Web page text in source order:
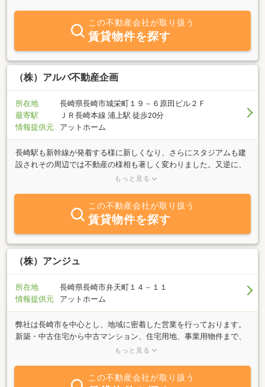
利便性の良いマンションに住み替えたい」・・・まずは皆様の理想
の暮らしをお聞かせ下さい！私どもが親身になって皆様の住まい探
しをお手伝いさせていただきます。
この不動産会社が取り扱う
賃貸物件を探す
（株）アルバ不動産企画
所在地
長崎県長崎市城栄町１９－６原田ビル２Ｆ
最寄駅
ＪＲ長崎本線 浦上駅 徒歩20分
情報提供元
アットホーム
長崎駅も新幹線が発着する様に新しくなり、さらにスタジアムも建
設されその周辺では不動産の様相も著しく変わりました。又逆に、
すり鉢状の地形と表現される長崎市内ですが、車が入らない戸建は
から下へ、より中心部へと人の移動も起こっております。その理由
は、高齢化やその建物に住むであろう子供は県外にて定住していて
長崎に戻ってこない等の長崎離れが加速しております。しかしなが
ら、長崎の街は非常に魅力的な素敵な街です。不動産の物件もそれ
ぞれに悪い所もありますが、魅力が有る所も勿論あります。弊社で
は不動産の判断が難しい「良い所と悪い所」をお客様へ分かりやす
もっと見る
この不動産会社が取り扱う
賃貸物件を探す
（株）アンジュ
所在地
長崎県長崎市弁天町１４－１１
情報提供元
アットホーム
弊社は長崎市を中心とし、地域に密着した営業を行っております。
新築・中古住宅から中古マンション、住宅用地、事業用物件まで、
あらゆるネットワークから最新の不動産情報をお客様にお届けして
ションに住み替えたい」・・・まずは皆様の理想の暮らしをお聞か
せ下さい！私たち「アンジュ」が親身になって皆様の住まい探しを
もっと見る
この不動産会社が取り扱う